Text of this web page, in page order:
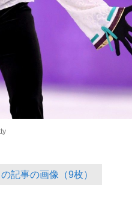
激怒され...
の記事の画像（9枚）